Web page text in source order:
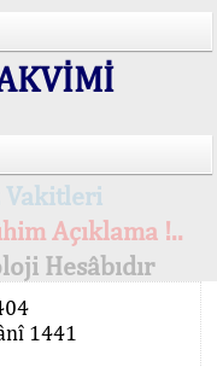
Vakitleri
Açıklama !..
Hesâbıdır
1441